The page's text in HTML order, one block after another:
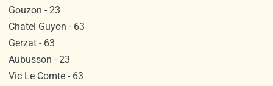
Gouzon - 23
Chatel Guyon - 63
Gerzat - 63
Aubusson - 23
Vic Le Comte - 63